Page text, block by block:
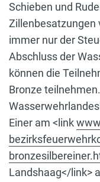
Schieben und
Zillenbesatzungen
immer nur der
Abschluss der
können die
Bronze
Einer am <link
Landshaag</link>